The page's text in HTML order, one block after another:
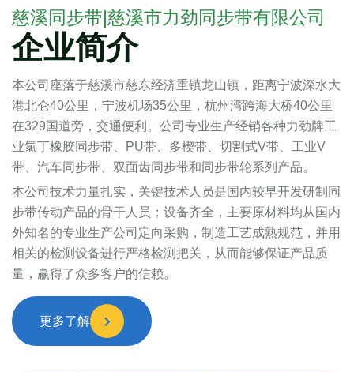
慈溪同步带|慈溪市力劲同步带有限公司
企业简介
本公司座落于慈溪市慈东经济重镇龙山镇，距离宁波深水大
港北仑40公里，宁波机场35公里，杭州湾跨海大桥40公里
在329国道旁，交通便利。公司专业生产经销各种力劲牌工
业氯丁橡胶同步带、PU带、多楔带、切割式V带、工业V
带、汽车同步带、双面齿同步带和同步带轮系列产品。
本公司技术力量扎实，关键技术人员是国内较早开发研制同
步带传动产品的骨干人员；设备齐全，主要原材料均从国内
外知名的专业生产公司定向采购，制造工艺成熟规范，并用
相关的检测设备进行严格检测把关，从而能够保证产品质
量，赢得了众多客户的信赖。
更多了解